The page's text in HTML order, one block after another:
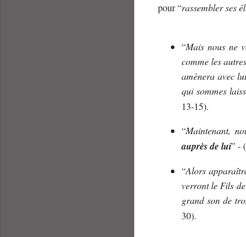
pour “rassembler ses
“Mais nous ne
comme les
amènera avec
qui sommes
13-15).
“Maintenant,
auprès de lui” -
“Alors
verront le Fils
grand son de
30).